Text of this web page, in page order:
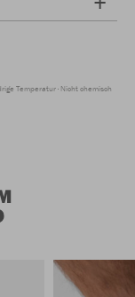
Temperatur Nicht chemisch